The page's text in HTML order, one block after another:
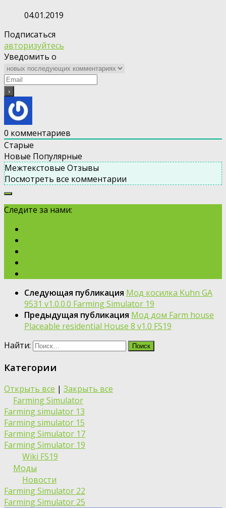
04.01.2019
Подписаться
авторизуйтесь
Уведомить о
0 комментариев
Старые
Новые Популярные
Межтекстовые Отзывы
Посмотреть все комментарии
Следите за нами:
Следующая публикация Мод косилка Kuhn GA
9531 v1.0.0.0 Farming Simulator 19
Предыдущая публикация Мод дом Farm house
Placeable residential House 8 v1.0 FS19
Найти:
Категории
Открыть все | Закрыть все
Farming Simulator
Farming simulator 13
Farming simulator 15
Farming Simulator 17
Farming Simulator 19
Wiki FS19
Моды
Новости
Farming Simulator 22
Farming Simulator 25